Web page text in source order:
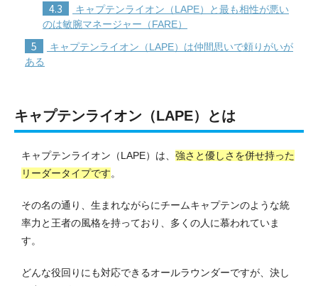
4.3
キャプテンライオン（LAPE）と最も相性が悪い
のは敏腕マネージャー（FARE）
5
キャプテンライオン（LAPE）は仲間思いで頼りがいが
ある
キャプテンライオン（LAPE）とは
キャプテンライオン（LAPE）は、 強さと優しさを併せ持った
リーダータイプです。
その名の通り、生まれながらにチームキャプテンのような統
率力と王者の風格を持っており、多くの人に慕われていま
す。
どんな役回りにも対応できるオールラウンダーですが、決し